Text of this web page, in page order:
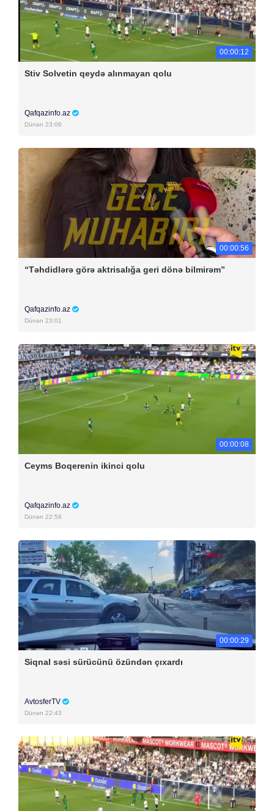
00:00:12
Stiv Solvetin qeydə alınmayan qolu
Qafqazinfo.az
Dünən 23:06
00:00:56
“Təhdidlərə görə aktrisalığa geri dönə bilmirəm”
Qafqazinfo.az
Dünən 23:01
00:00:08
Ceyms Boqerenin ikinci qolu
Qafqazinfo.az
Dünən 22:58
00:00:29
Siqnal səsi sürücünü özündən çıxardı
AvtosferTV
Dünən 22:43